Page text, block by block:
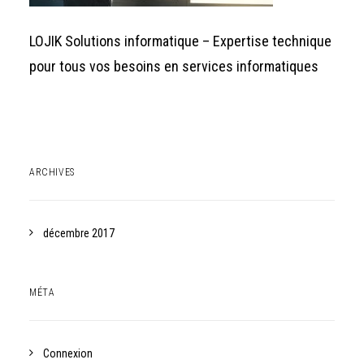
LOJIK Solutions informatique – Expertise technique
pour tous vos besoins en services informatiques
ARCHIVES
décembre 2017
MÉTA
Connexion